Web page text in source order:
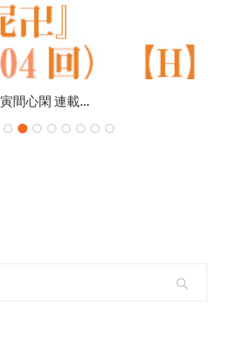
寅間心閑 連載...